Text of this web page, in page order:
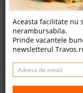
Hotel Pension
CAZARE
CHARTER AVION
CAZARE + AUTOCAR
CONTACT
Aceasta facilitate nu
nerambursabila.
Prinde vacantele
newsletterul